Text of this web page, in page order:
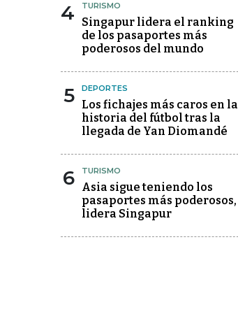
4 TURISMO
Singapur lidera el ranking
de los pasaportes más
poderosos del mundo
5 DEPORTES
Los fichajes más caros en la
historia del fútbol tras la
llegada de Yan Diomandé
6 TURISMO
Asia sigue teniendo los
pasaportes más poderosos,
lidera Singapur